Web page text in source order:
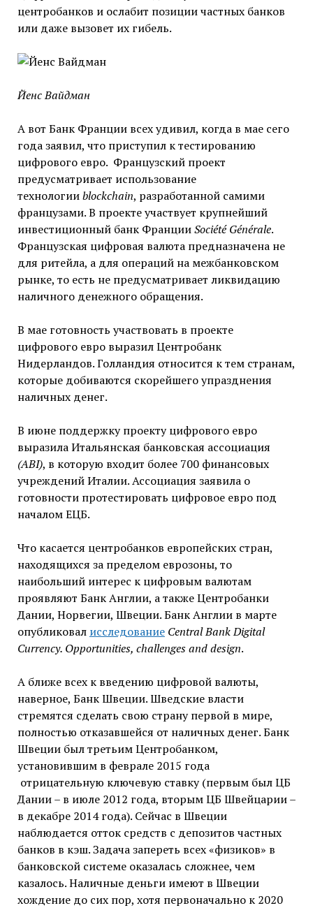
центробанков и ослабит позиции частных банков
или даже вызовет их гибель.
Йенс Вайдман
А вот Банк Франции всех удивил, когда в мае сего
года заявил, что приступил к тестированию
цифрового евро. Французский проект
предусматривает использование
технологииblockchain, разработанной самими
французами. В проекте участвует крупнейший
инвестиционный банк ФранцииSociété Générale.
Французская цифровая валюта предназначена не
для ритейла, а для операций на межбанковском
рынке, то есть не предусматривает ликвидацию
наличного денежного обращения.
В мае готовность участвовать в проекте
цифрового евро выразил Центробанк
Нидерландов. Голландия относится к тем странам,
которые добиваются скорейшего упразднения
наличных денег.
В июне поддержку проекту цифрового евро
выразила Итальянская банковская ассоциация
(ABI), в которую входит более 700 финансовых
учреждений Италии. Ассоциация заявила о
готовности протестировать цифровое евро под
началом ЕЦБ.
Что касается центробанков европейских стран,
находящихся за пределом еврозоны, то
наибольший интерес к цифровым валютам
проявляют Банк Англии, а также Центробанки
Дании, Норвегии, Швеции. Банк Англии в марте
опубликовал исследование Central Bank Digital
Currency. Opportunities, challenges and design.
А ближе всех к введению цифровой валюты,
наверное, Банк Швеции. Шведские власти
стремятся сделать свою страну первой в мире,
полностью отказавшейся от наличных денег. Банк
Швеции был третьим Центробанком,
установившим в феврале 2015 года
отрицательную ключевую ставку (первым был ЦБ
Дании – в июле 2012 года, вторым ЦБ Швейцарии –
в декабре 2014 года). Сейчас в Швеции
наблюдается отток средств с депозитов частных
банков в кэш. Задача запереть всех «физиков» в
банковской системе оказалась сложнее, чем
казалось. Наличные деньги имеют в Швеции
хождение до сих пор, хотя первоначально к 2020